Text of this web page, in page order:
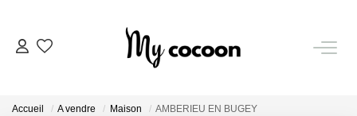
Accueil A vendre Maison AMBERIEU EN BUGEY